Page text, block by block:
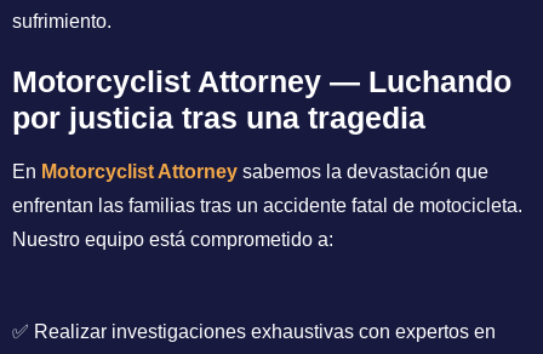
sufrimiento.
Motorcyclist Attorney — Luchando
por justicia tras una tragedia
En Motorcyclist Attorney sabemos la devastación que
enfrentan las familias tras un accidente fatal de motocicleta.
Nuestro equipo está comprometido a:
✅ Realizar investigaciones exhaustivas con expertos en